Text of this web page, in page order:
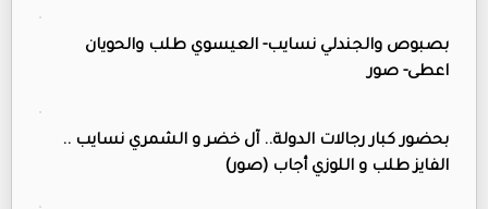
بصبوص والجندلي نسايب- العيسوي طلب والحويان
اعطى- صور
بحضور كبار رجالات الدولة.. آل خضر و الشمري نسايب ..
الفايز طلب و اللوزي أجاب (صور)